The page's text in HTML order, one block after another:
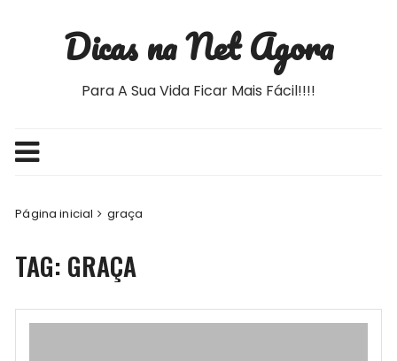
Dicas na Net Agora
Para A Sua Vida Ficar Mais Fácil!!!!
Página inicial graça
TAG: GRAÇA